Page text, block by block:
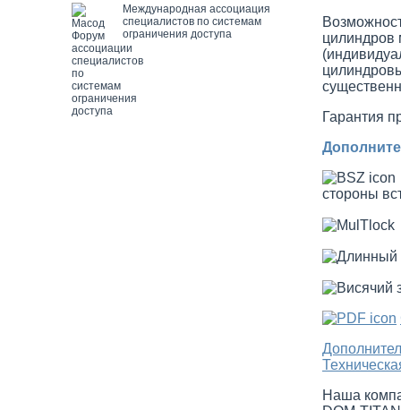
Международная ассоциация
специалистов по системам
ограничения доступа
цилиндров
Гарантия
стороны
Наша